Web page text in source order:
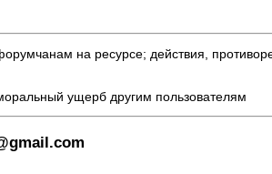
на ресурсе; действия,
ущерб другим пользователям